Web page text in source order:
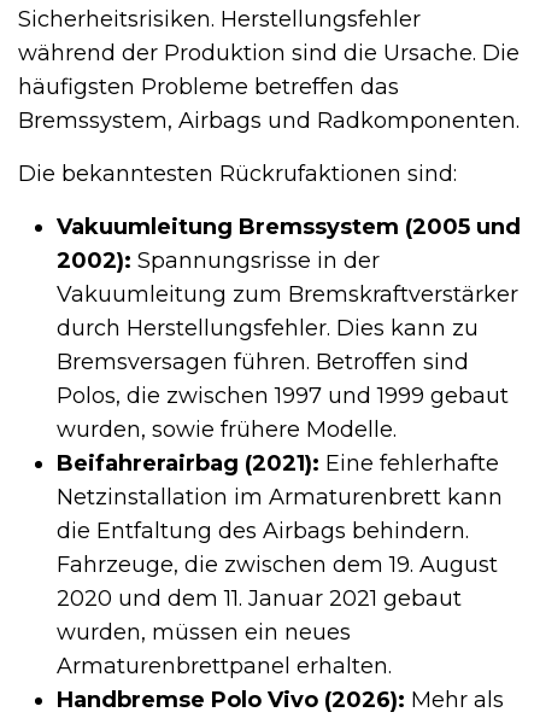
Sicherheitsrisiken. Herstellungsfehler
während der Produktion sind die Ursache. Die
häufigsten Probleme betreffen das
Bremssystem, Airbags und Radkomponenten.
Die bekanntesten Rückrufaktionen sind:
Vakuumleitung Bremssystem (2005 und
2002): Spannungsrisse in der
Vakuumleitung zum Bremskraftverstärker
durch Herstellungsfehler. Dies kann zu
Bremsversagen führen. Betroffen sind
Polos, die zwischen 1997 und 1999 gebaut
wurden, sowie frühere Modelle.
Beifahrerairbag (2021): Eine fehlerhafte
Netzinstallation im Armaturenbrett kann
die Entfaltung des Airbags behindern.
Fahrzeuge, die zwischen dem 19. August
2020 und dem 11. Januar 2021 gebaut
wurden, müssen ein neues
Armaturenbrettpanel erhalten.
Handbremse Polo Vivo (2026): Mehr als